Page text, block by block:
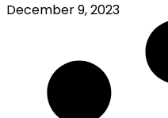
December 9, 2023